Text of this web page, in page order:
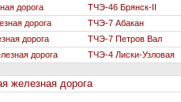
дорога ТЧЭ-46 Брянск-II
дорога ТЧЭ-7 Абакан
дорога ТЧЭ-7 Петров Вал
дорога ТЧЭ-4 Лиски-Узловая
железная дорога